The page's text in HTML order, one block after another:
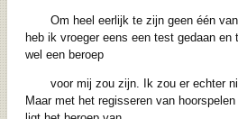
Om heel eerlijk te zijn geen één
heb ik vroeger eens een test gedaan en
wel een beroep
voor mij zou zijn. Ik zou er echter
Maar met het regisseren van